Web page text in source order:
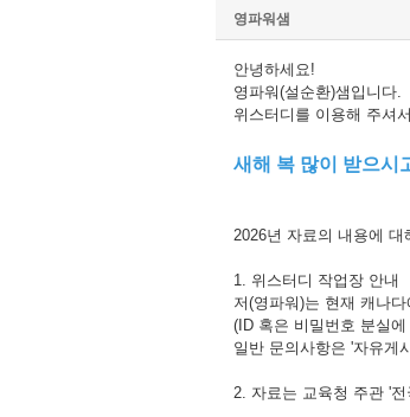
영파워샘
안녕하세요!
영파워(설순환)샘입니다.
위스터디를 이용해 주셔
새해 복 많이 받으시
2026년 자료의 내용에 대
1. 위스터디 작업장 안내
저(영파워)는 현재 캐나
(ID 혹은 비밀번호 분실
일반 문의사항은 '자유게
2. 자료는 교육청 주관 '